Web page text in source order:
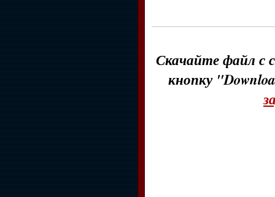
Скачайте файл с
кнопку